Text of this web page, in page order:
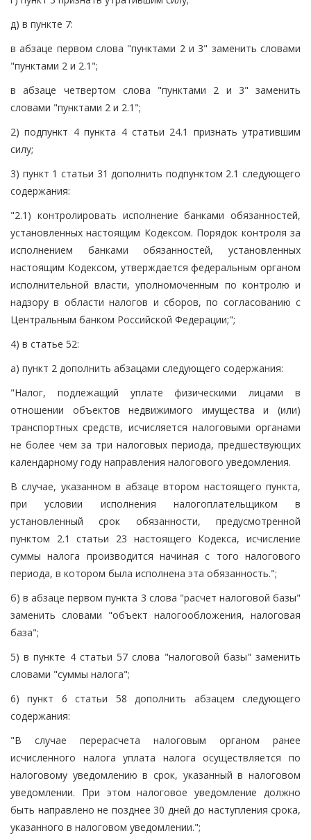
д) в пункте 7:
в абзаце первом слова "пунктами 2 и 3" заменить словами
"пунктами 2 и 2.1";
в абзаце четвертом слова "пунктами 2 и 3" заменить
словами "пунктами 2 и 2.1";
2) подпункт 4 пункта 4 статьи 24.1 признать утратившим
силу;
3) пункт 1 статьи 31 дополнить подпунктом 2.1 следующего
содержания:
"2.1) контролировать исполнение банками обязанностей,
установленных настоящим Кодексом. Порядок контроля за
исполнением банками обязанностей, установленных
настоящим Кодексом, утверждается федеральным органом
исполнительной власти, уполномоченным по контролю и
надзору в области налогов и сборов, по согласованию с
Центральным банком Российской Федерации;";
4) в статье 52:
а) пункт 2 дополнить абзацами следующего содержания:
"Налог, подлежащий уплате физическими лицами в
отношении объектов недвижимого имущества и (или)
транспортных средств, исчисляется налоговыми органами
не более чем за три налоговых периода, предшествующих
календарному году направления налогового уведомления.
В случае, указанном в абзаце втором настоящего пункта,
при условии исполнения налогоплательщиком в
установленный срок обязанности, предусмотренной
пунктом 2.1 статьи 23 настоящего Кодекса, исчисление
суммы налога производится начиная с того налогового
периода, в котором была исполнена эта обязанность.";
б) в абзаце первом пункта 3 слова "расчет налоговой базы"
заменить словами "объект налогообложения, налоговая
база";
5) в пункте 4 статьи 57 слова "налоговой базы" заменить
словами "суммы налога";
6) пункт 6 статьи 58 дополнить абзацем следующего
содержания:
"В случае перерасчета налоговым органом ранее
исчисленного налога уплата налога осуществляется по
налоговому уведомлению в срок, указанный в налоговом
уведомлении. При этом налоговое уведомление должно
быть направлено не позднее 30 дней до наступления срока,
указанного в налоговом уведомлении.";